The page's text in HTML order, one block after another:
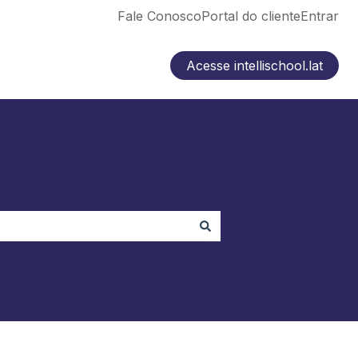
Fale ConoscoPortal do clienteEntrar
Acesse intellischool.lat